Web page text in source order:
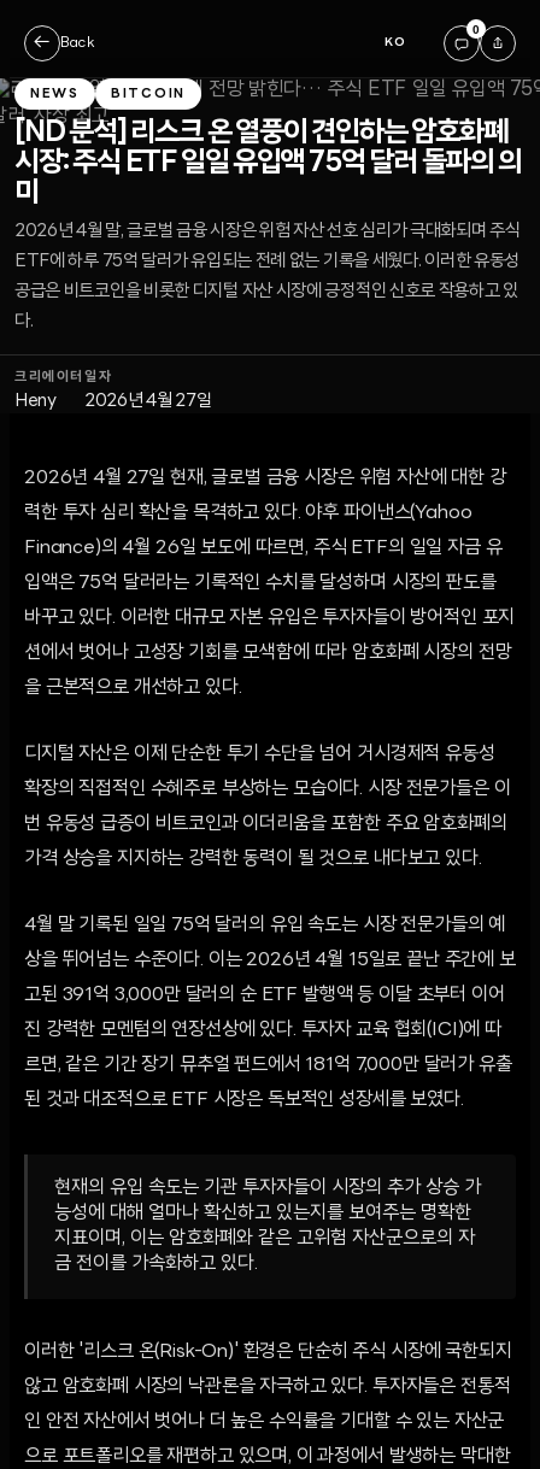
← Back KO
0
NEWS BITCOIN
[ND 분석] 리스크 온 열풍이 견인하는 암호화폐
시장: 주식 ETF 일일 유입액 75억 달러 돌파의 의
미
2026년 4월 말, 글로벌 금융 시장은 위험 자산 선호 심리가 극대화되며 주식
ETF에 하루 75억 달러가 유입되는 전례 없는 기록을 세웠다. 이러한 유동성
공급은 비트코인을 비롯한 디지털 자산 시장에 긍정적인 신호로 작용하고 있
다.
크리에이터
Heny
일자
2026년 4월 27일
2026년 4월 27일 현재, 글로벌 금융 시장은 위험 자산에 대한 강
력한 투자 심리 확산을 목격하고 있다. 야후 파이낸스(Yahoo
Finance)의 4월 26일 보도에 따르면, 주식 ETF의 일일 자금 유
입액은 75억 달러라는 기록적인 수치를 달성하며 시장의 판도를
바꾸고 있다. 이러한 대규모 자본 유입은 투자자들이 방어적인 포지
션에서 벗어나 고성장 기회를 모색함에 따라 암호화폐 시장의 전망
을 근본적으로 개선하고 있다.
디지털 자산은 이제 단순한 투기 수단을 넘어 거시경제적 유동성
확장의 직접적인 수혜주로 부상하는 모습이다. 시장 전문가들은 이
번 유동성 급증이 비트코인과 이더리움을 포함한 주요 암호화폐의
가격 상승을 지지하는 강력한 동력이 될 것으로 내다보고 있다.
4월 말 기록된 일일 75억 달러의 유입 속도는 시장 전문가들의 예
상을 뛰어넘는 수준이다. 이는 2026년 4월 15일로 끝난 주간에 보
고된 391억 3,000만 달러의 순 ETF 발행액 등 이달 초부터 이어
진 강력한 모멘텀의 연장선상에 있다. 투자자 교육 협회(ICI)에 따
르면, 같은 기간 장기 뮤추얼 펀드에서 181억 7,000만 달러가 유출
된 것과 대조적으로 ETF 시장은 독보적인 성장세를 보였다.
현재의 유입 속도는 기관 투자자들이 시장의 추가 상승 가
능성에 대해 얼마나 확신하고 있는지를 보여주는 명확한
지표이며, 이는 암호화폐와 같은 고위험 자산군으로의 자
금 전이를 가속화하고 있다.
이러한 '리스크 온(Risk-On)' 환경은 단순히 주식 시장에 국한되지
않고 암호화폐 시장의 낙관론을 자극하고 있다. 투자자들은 전통적
인 안전 자산에서 벗어나 더 높은 수익률을 기대할 수 있는 자산군
으로 포트폴리오를 재편하고 있으며, 이 과정에서 발생하는 막대한